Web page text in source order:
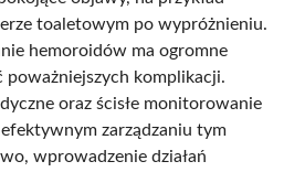
toaletowym po wypróżnieniu.
hemoroidów ma ogromne
poważniejszych komplikacji.
oraz ścisłe monitorowanie
zarządzaniu tym
wprowadzenie działań